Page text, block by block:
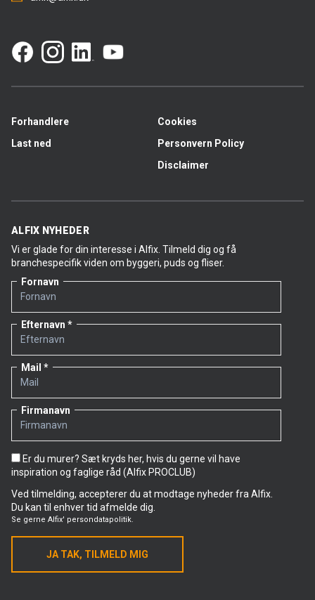
Forhandlere
Last ned
Cookies
Personvern Policy
Disclaimer
ALFIX NYHEDER
Vi er glade for din interesse i Alfix. Tilmeld dig og få
branchespecifik viden om byggeri, puds og fliser.
Fornavn
Efternavn
Mail
Firmanavn
Er du murer? Sæt kryds her, hvis du gerne vil have
inspiration og faglige råd (Alfix PROCLUB)
Ved tilmelding, accepterer du at modtage nyheder fra Alfix.
Du kan til enhver tid afmelde dig.
Se gerne Alfix' persondatapolitik.
JA TAK, TILMELD MIG